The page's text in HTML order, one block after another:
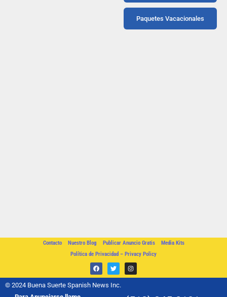
Paquetes Vacacionales
Contacto Nuestro Blog Publicar Anuncio Gratis
Media Kits
Política de Privacidad – Privacy Policy
© 2024 Buena Suerte Spanish News Inc.